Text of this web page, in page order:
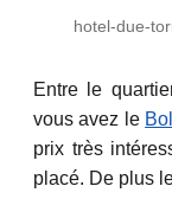
hotel-due-
Entre le
vous avez le
prix très
placé. De plus